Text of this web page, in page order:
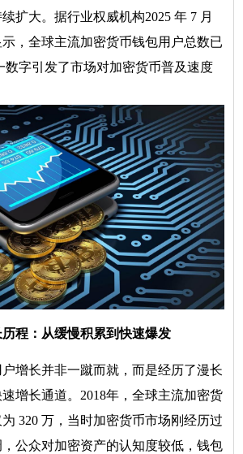
扩大。据行业权威机构2025 年 7 月
，全球主流加密货币钱包用户总数已
数字引发了市场对加密货币普及速度
程：从缓慢积累到快速爆发
增长并非一蹴而就，而是经历了漫长
增长通道。2018年，全球主流加密货
320 万，当时加密货币市场刚经历过
公众对加密资产的认知度较低，钱包